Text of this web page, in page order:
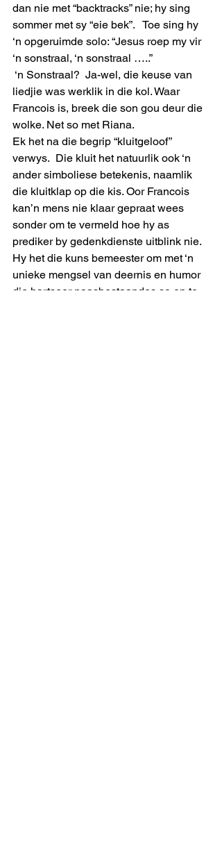
dan nie met “backtracks” nie; hy sing
sommer met sy “eie bek”.   Toe sing hy
‘n opgeruimde solo: “Jesus roep my vir
‘n sonstraal, ‘n sonstraal …..”
‘n Sonstraal?  Ja-wel, die keuse van
liedjie was werklik in die kol. Waar
Francois is, breek die son gou deur die
wolke. Net so met Riana.
Ek het na die begrip “kluitgeloof”
verwys.  Die kluit het natuurlik ook ‘n
ander simboliese betekenis, naamlik
die kluitklap op die kis. Oor Francois
kan’n mens nie klaar gepraat wees
sonder om te vermeld hoe hy as
prediker by gedenkdienste uitblink nie.
Hy het die kuns bemeester om met ‘n
unieke mengsel van deernis en humor
die hartseer naasbestaandes so op te